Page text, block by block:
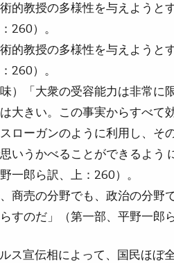
術的教授の多様性を与えよう
260）。
術的教授の多様性を与えよう
260）。
味）「大衆の受容能力は非常
大きい。この事実からすべて
ローガンのように利用し、そ
いうかべることができるよう
一郎ら訳、上：260）。
、商売の分野でも、政治の分
すのだ」（第一部、平野一郎
ス宣伝相によって、国民ほぼ